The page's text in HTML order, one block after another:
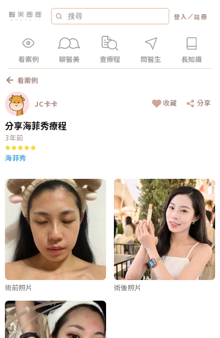
登入 ／註冊
看案例 聊醫美 查療程 問醫生 長知識
看案例
JC卡卡 收藏 分享
分享海菲秀療程
3年前
海菲秀
術前照片 術後照片